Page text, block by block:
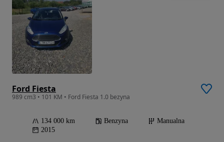
Ford Fiesta
989 cm3 • 101 KM • Ford Fiesta 1.0 bezyna
134 000 km Benzyna
Manualna
2015